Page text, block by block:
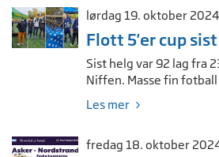
lørdag 19. oktober 2024
Flott 5'er cup
Sist helg var 92 lag fra
Niffen. Masse fin
Les mer
fredag 18. oktober